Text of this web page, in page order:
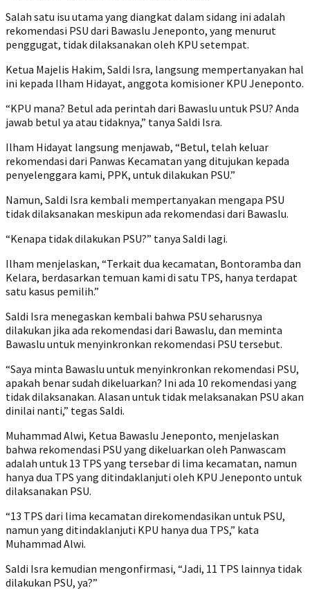
Salah satu isu utama yang diangkat dalam sidang ini adalah
rekomendasi PSU dari Bawaslu Jeneponto, yang menurut
penggugat, tidak dilaksanakan oleh KPU setempat.
Ketua Majelis Hakim, Saldi Isra, langsung mempertanyakan hal
ini kepada Ilham Hidayat, anggota komisioner KPU Jeneponto.
“KPU mana? Betul ada perintah dari Bawaslu untuk PSU? Anda
jawab betul ya atau tidaknya,” tanya Saldi Isra.
Ilham Hidayat langsung menjawab, “Betul, telah keluar
rekomendasi dari Panwas Kecamatan yang ditujukan kepada
penyelenggara kami, PPK, untuk dilakukan PSU.”
Namun, Saldi Isra kembali mempertanyakan mengapa PSU
tidak dilaksanakan meskipun ada rekomendasi dari Bawaslu.
“Kenapa tidak dilakukan PSU?” tanya Saldi lagi.
Ilham menjelaskan, “Terkait dua kecamatan, Bontoramba dan
Kelara, berdasarkan temuan kami di satu TPS, hanya terdapat
satu kasus pemilih.”
Saldi Isra menegaskan kembali bahwa PSU seharusnya
dilakukan jika ada rekomendasi dari Bawaslu, dan meminta
Bawaslu untuk menyinkronkan rekomendasi PSU tersebut.
“Saya minta Bawaslu untuk menyinkronkan rekomendasi PSU,
apakah benar sudah dikeluarkan? Ini ada 10 rekomendasi yang
tidak dilaksanakan. Alasan untuk tidak melaksanakan PSU akan
dinilai nanti,” tegas Saldi.
Muhammad Alwi, Ketua Bawaslu Jeneponto, menjelaskan
bahwa rekomendasi PSU yang dikeluarkan oleh Panwascam
adalah untuk 13 TPS yang tersebar di lima kecamatan, namun
hanya dua TPS yang ditindaklanjuti oleh KPU Jeneponto untuk
dilaksanakan PSU.
“13 TPS dari lima kecamatan direkomendasikan untuk PSU,
namun yang ditindaklanjuti KPU hanya dua TPS,” kata
Muhammad Alwi.
Saldi Isra kemudian mengonfirmasi, “Jadi, 11 TPS lainnya tidak
dilakukan PSU, ya?”